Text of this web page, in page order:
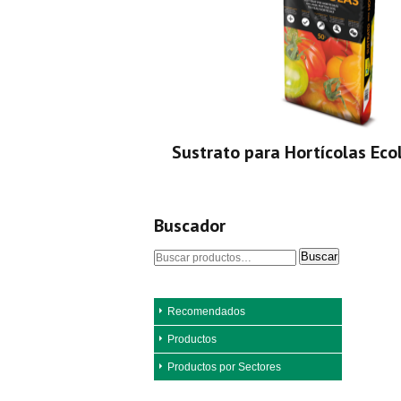
Sustrato para Hortícolas
Buscador
Buscar
Recomendados
Productos
Productos por Sectores